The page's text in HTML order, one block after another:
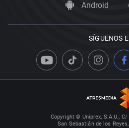
Android
SÍGUENOS
Copyright © Uniprex, S.A.U.,
San Sebastián de los